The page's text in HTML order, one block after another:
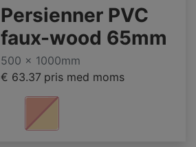
Persienner PVC
faux-wood 65mm
500 x 1000mm
€ 63.37 pris med moms